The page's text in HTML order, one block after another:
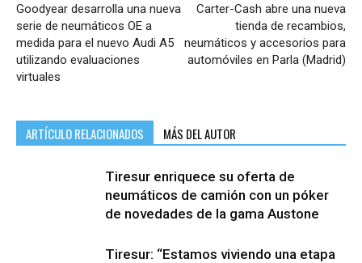
Goodyear desarrolla una nueva
serie de neumáticos OE a
medida para el nuevo Audi A5
utilizando evaluaciones
virtuales
Carter-Cash abre una nueva
tienda de recambios,
neumáticos y accesorios para
automóviles en Parla (Madrid)
ARTÍCULO RELACIONADOS MÁS DEL AUTOR
Tiresur enriquece su oferta de
neumáticos de camión con un póker
de novedades de la gama Austone
Tiresur: “Estamos viviendo una etapa